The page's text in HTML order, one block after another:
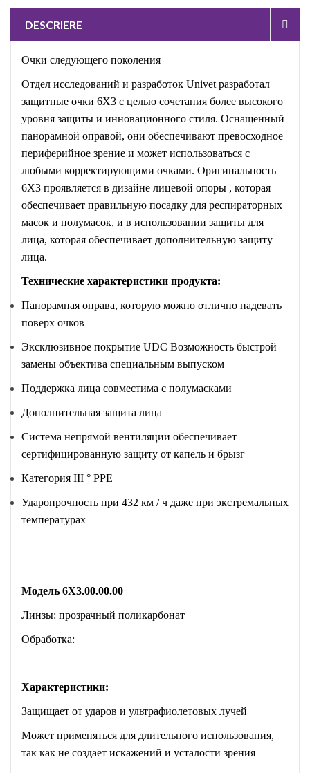
DESCRIERE
Очки следующего поколения
Отдел исследований и разработок Univet разработал
защитные очки 6X3 с целью сочетания более высокого
уровня защиты и инновационного стиля. Оснащенный
панорамной оправой, они обеспечивают превосходное
периферийное зрение и может использоваться с
любыми корректирующими очками. Оригинальность
6X3 проявляется в дизайне лицевой опоры , которая
обеспечивает правильную посадку для респираторных
масок и полумасок, и в использовании защиты для
лица, которая обеспечивает дополнительную защиту
лица.
Технические характеристики продукта:
Панорамная оправа, которую можно отлично надевать
поверх очков
Эксклюзивное покрытие UDC Возможность быстрой
замены объектива специальным выпуском
Поддержка лица совместима с полумасками
Дополнительная защита лица
Система непрямой вентиляции обеспечивает
сертифицированную защиту от капель и брызг
Категория III ° PPE
Ударопрочность при 432 км / ч даже при экстремальных
температурах
Модель 6X3.00.00.00
Линзы: прозрачный поликарбонат
Обработка:
Характеристики:
Защищает от ударов и ультрафиолетовых лучей
Может применяться для длительного использования,
так как не создает искажений и усталости зрения